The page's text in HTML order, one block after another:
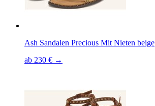
Ash Sandalen Precious Mit Nieten beige
ab 230 € →